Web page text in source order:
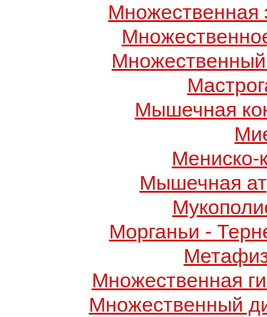
Множественная
Мышечная
Мениско-
Мышечная
Морганьи -
Множественная
Множественный